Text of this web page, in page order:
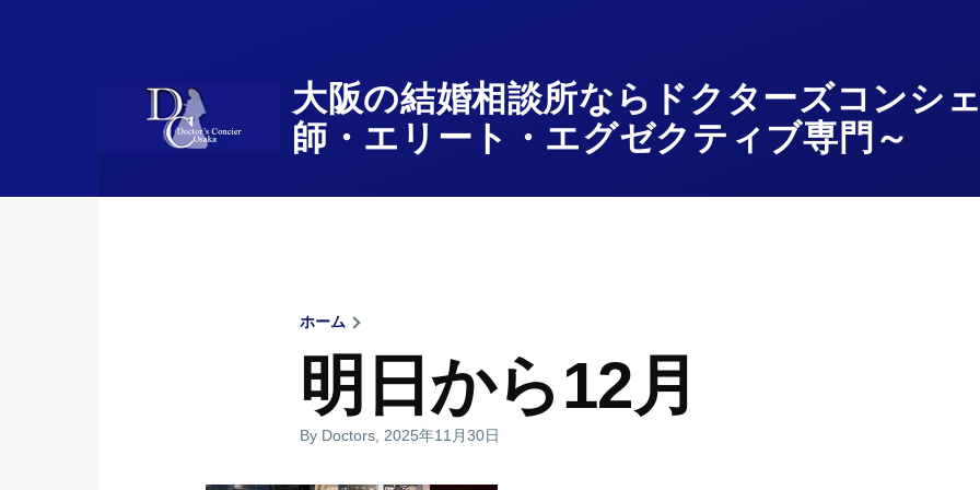
大阪の結婚相談所ならドクターズコンシ
師・エリート・エグゼクティブ専門～
パ
ン
ホーム
明日から12月
By Doctors , 2025年11月30日